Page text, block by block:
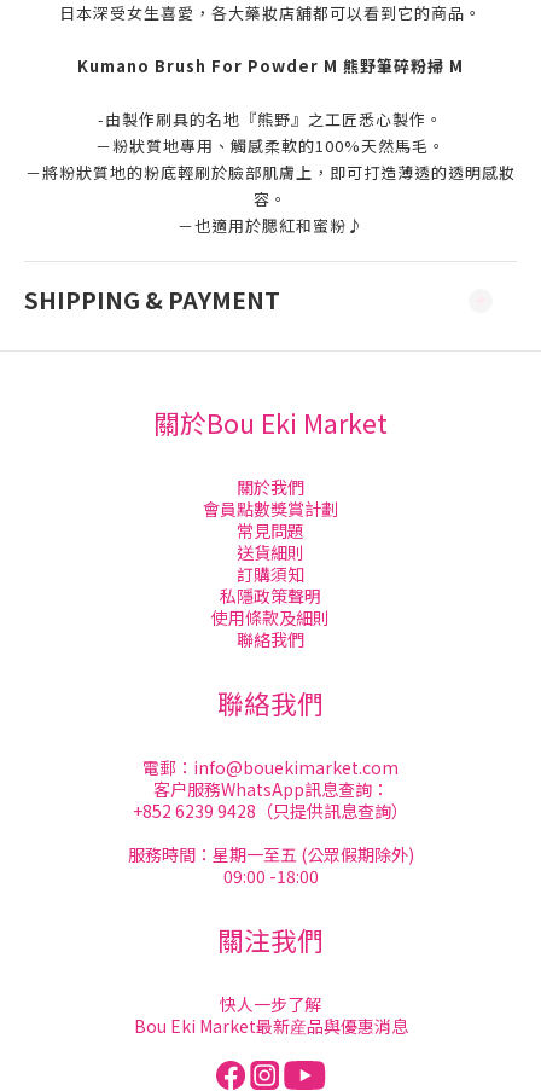
日本深受女生喜愛，各大藥妝店舖都可以看到它的商品。
Kumano Brush For Powder M 熊野筆碎粉掃 M
-由製作刷具的名地『熊野』之工匠悉心製作。
－粉狀質地專用、觸感柔軟的100%天然馬毛。
－將粉狀質地的粉底輕刷於臉部肌膚上，即可打造薄透的透明感妝
容。
－也適用於腮紅和蜜粉♪
SHIPPING & PAYMENT
關於Bou Eki Market
關於我們
會員點數獎賞計劃
常見問題
送貨細則
訂購須知
私隱政策聲明
使用條款及細則
聯絡我們
聯絡我們
電郵： info@bouekimarket.com
客户服務WhatsApp訊息查詢：
+852 6239 9428（只提供訊息查詢）
服務時間：星期一至五 (公眾假期除外)
09:00 -18:00
關注我們
快人一步了解
Bou Eki Market最新産品與優惠消息